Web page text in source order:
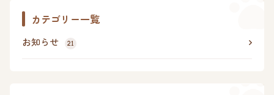
カテゴリー一覧
お知らせ 21